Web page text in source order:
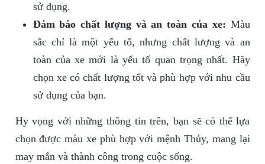
sử dụng.
Đảm bảo chất lượng và an toàn của xe: Màu
sắc chỉ là một yếu tố, nhưng chất lượng và an
toàn của xe mới là yếu tố quan trọng nhất. Hãy
chọn xe có chất lượng tốt và phù hợp với nhu cầu
sử dụng của bạn.
Hy vọng với những thông tin trên, bạn sẽ có thể lựa
chọn được màu xe phù hợp với mệnh Thủy, mang lại
may mắn và thành công trong cuộc sống.